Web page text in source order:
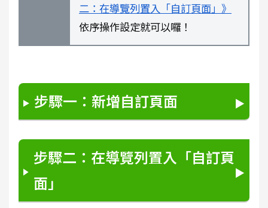
二：在導覽列置入「自訂頁面」》
依序操作設定就可以囉！
步驟一：新增自訂頁面
步驟二：在導覽列置入「自訂頁
面」